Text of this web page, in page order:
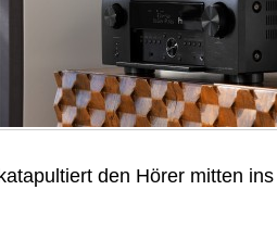
katapultiert den Hörer mitten